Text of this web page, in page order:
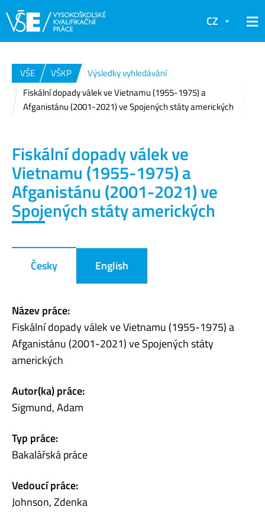
CZ
VŠE VŠKP
Výsledky vyhledávání
Fiskální dopady válek ve Vietnamu (1955-1975) a
Afganistánu (2001-2021) ve Spojených státy amerických
Fiskální dopady válek ve
Vietnamu (1955-1975) a
Afganistánu (2001-2021) ve
Spojených státy amerických
Česky English
Název práce:
Fiskální dopady válek ve Vietnamu (1955-1975) a
Afganistánu (2001-2021) ve Spojených státy
amerických
Autor(ka) práce:
Sigmund, Adam
Typ práce:
Bakalářská práce
Vedoucí práce:
Johnson, Zdenka